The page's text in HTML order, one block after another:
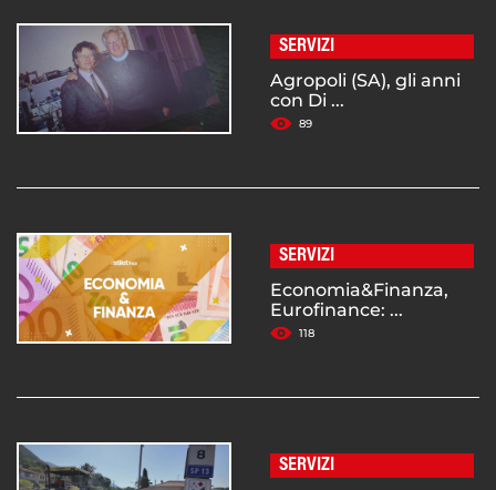
SERVIZI
Agropoli (SA), gli anni
con Di ...
89
SERVIZI
Economia&Finanza,
Eurofinance: ...
118
SERVIZI